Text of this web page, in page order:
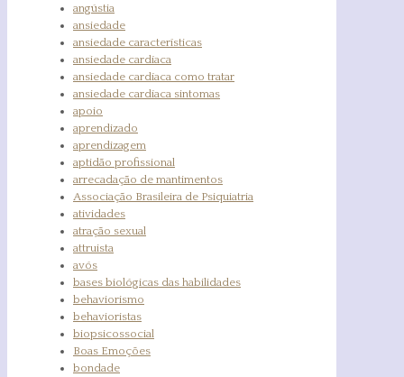
angústia
ansiedade
ansiedade características
ansiedade cardíaca
ansiedade cardíaca como tratar
ansiedade cardíaca sintomas
apoio
aprendizado
aprendizagem
aptidão profissional
arrecadação de mantimentos
Associação Brasileira de Psiquiatria
atividades
atração sexual
attruista
avós
bases biológicas das habilidades
behaviorismo
behavioristas
biopsicossocial
Boas Emoções
bondade